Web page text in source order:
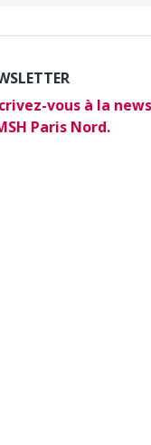
vous à la
Paris Nord.